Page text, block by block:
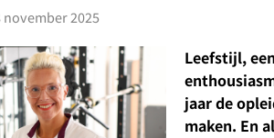
2025
Leefstijl,
jaar de
maken. En